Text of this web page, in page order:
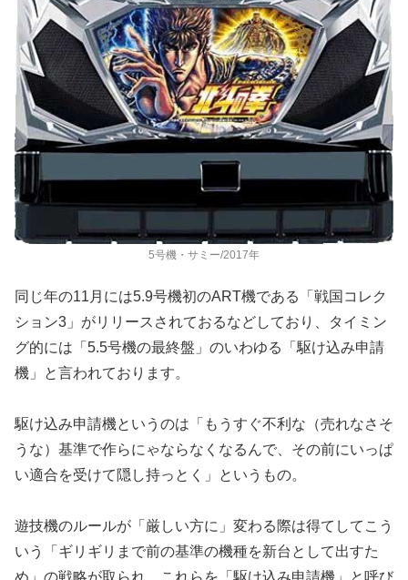
5号機・サミー/2017年
同じ年の11月には5.9号機初のART機である「戦国コレク
シ ョン3」がリリースされておるなどしており、タイミン
グ的には「 5.5号機の最終盤」のいわゆる「駆け込み申請
機」
と言われております。
駆け込み申請機というのは「もうすぐ不利な（売れなさそ
うな）基準で作らにゃならなくなるんで、その前にいっぱ
い適合を受けて隠 し持っとく」というもの。
遊技機のルールが「厳しい方に」変わる際は得てしてこう
いう「ギリギリまで前の基準の機種を新台として出すた
め」の戦略が取られ
、これらを「駆け込み申請機」と呼び